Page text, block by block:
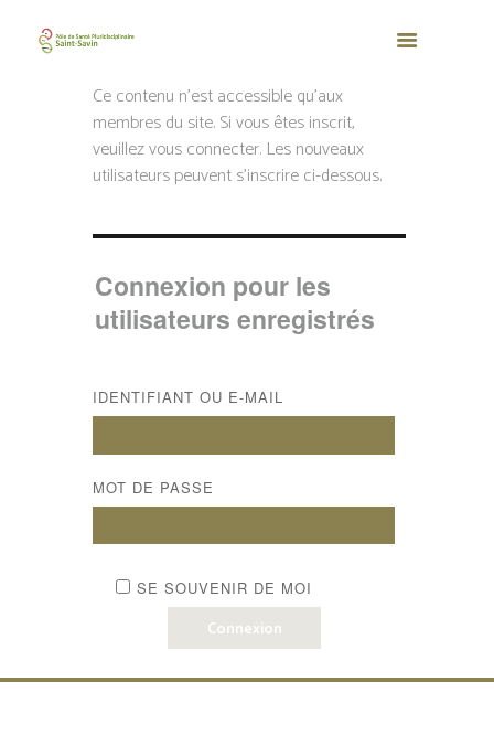
Ce contenu n’est accessible qu’aux
membres du site. Si vous êtes inscrit,
veuillez vous connecter. Les nouveaux
utilisateurs peuvent s'inscrire ci-dessous.
Connexion pour les
utilisateurs enregistrés
IDENTIFIANT OU E-MAIL
MOT DE PASSE
SE SOUVENIR DE MOI